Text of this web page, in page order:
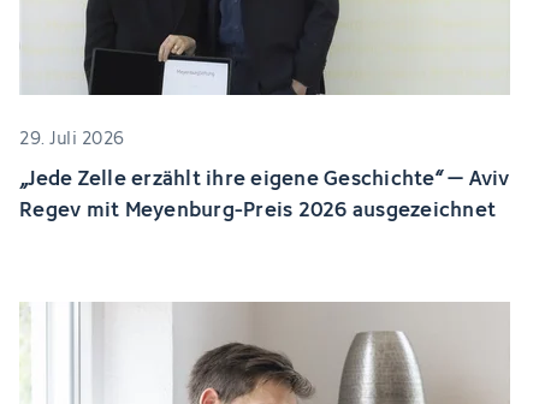
29. Juli 2026
„Jede Zelle erzählt ihre eigene Geschichte“ – Aviv
Regev mit Meyenburg-Preis 2026 ausgezeichnet